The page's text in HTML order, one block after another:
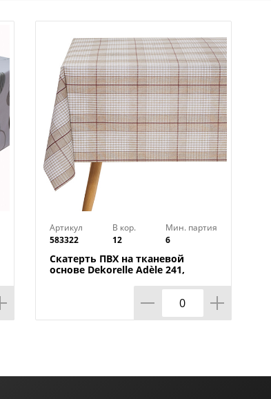
Артикул
583322
В кор.
12
Мин. партия
6
Скатерть ПВХ на тканевой
основе Dekorelle Adèle 241,